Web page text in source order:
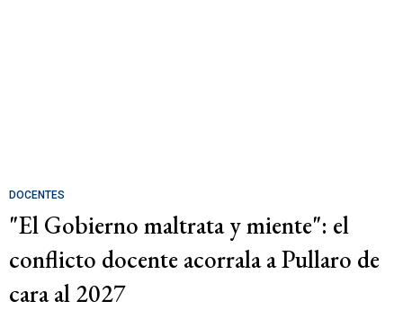
DOCENTES
"El Gobierno maltrata y miente": el
conflicto docente acorrala a Pullaro de
cara al 2027